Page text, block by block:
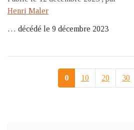
Henri Maler
… décédé le 9 décembre 2023
0 10 20 30